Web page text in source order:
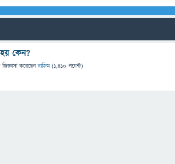
কেন?
জিজ্ঞাসাকরেছেনরাজিম (1,410 পয়েন্ট)